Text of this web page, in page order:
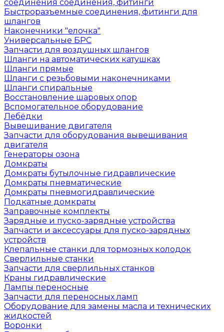
соединения соединения, фитинги
Быстроразъемные соединения, фитинги для
шлангов
Наконечники "елочка"
Универсальные БРС
Запчасти для воздушных шлангов
Шланги на автоматических катушках
Шланги прямые
Шланги с резьбовыми наконечниками
Шланги спиральные
Восстановление шаровых опор
Вспомогательное оборудование
Лебёдки
Вывешивание двигателя
Запчасти для оборудования вывешивания
двигателя
Генераторы озона
Домкраты
Домкраты бутылочные гидравлические
Домкраты пневматические
Домкраты пневмогидравлические
Подкатные домкраты
Заправочные комплекты
Зарядные и пуско-зарядные устройства
Запчасти и аксессуары для пуско-зарядных
устройств
Клепальные станки для тормозных колодок
Сверлильные станки
Запчасти для сверлильных станков
Краны гидравлические
Лампы переносные
Запчасти для переносных ламп
Оборудование для замены масла и технических
жидкостей
Воронки